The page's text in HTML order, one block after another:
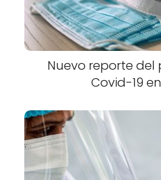
Nuevo reporte
Covid-19